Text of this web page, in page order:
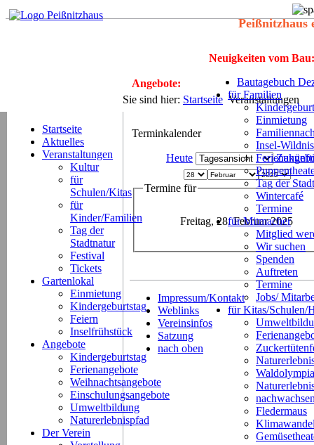
Peißnitzhaus
Neuigkeiten vom Bau:
Bautagebuch
für Familien
Einmietung
Insel-
Tag der
Wintercafé
Termine
für Mitmacher
Mitglied
Wir suchen
Spenden
Auftreten
Termine
Jobs/
für Kitas/Schulen/
Fledermaus
Angebote:
Sie sind hier: Startseite Veranstaltungen
Startseite
Aktuelles
Veranstaltungen
Kultur
für
Schulen/Kitas
für
Kinder/Familien
Tag der
Stadtnatur
Festival
Tickets
Gartenlokal
Einmietung
Kindergeburtstag
Feiern
Inselfrühstück
Angebote
Kindergeburtstag
Ferienangebote
Weihnachtsangebote
Einschulungsangebote
Umweltbildung
Naturerlebnispfad
Der Verein
Terminkalender
Heute
Termine für
Freitag, 28. Februar 2025
Impressum/Kontakt
Weblinks
Vereinsinfos
Satzung
nach oben